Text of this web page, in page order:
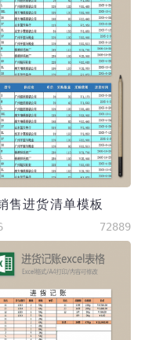
售进货清单模板
72889